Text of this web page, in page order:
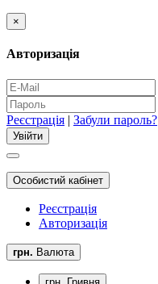
×
Авторизація
Реєстрація | Забули пароль?
Особистий кабінет
Реєстрація
Авторизація
грн. Валюта